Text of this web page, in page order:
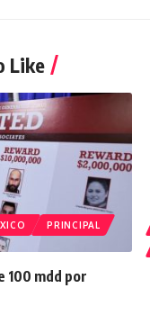
Like
PRINCIPAL
100 mdd por